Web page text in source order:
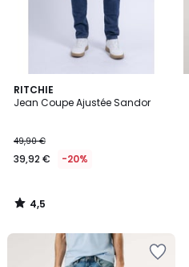
RITCHIE
Jean Coupe Ajustée Sandor
49,90 €
39,92 € -20%
4,5
/ 5
4,5
/